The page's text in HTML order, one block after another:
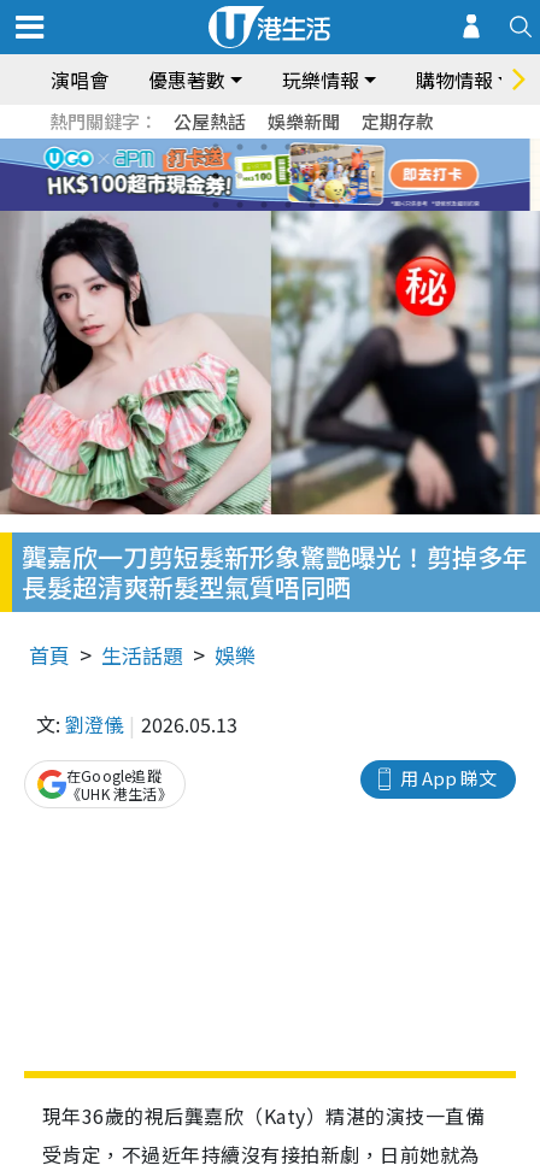
演唱會 優惠著數 玩樂情報 購物情報
熱門關鍵字： 公屋熱話 娛樂新聞 定期存款
龔嘉欣一刀剪短髮新形象驚艷曝光！剪掉多年
長髮超清爽新髮型氣質唔同晒
首頁 生活話題 娛樂
文: 劉澄儀 2026.05.13
用 App 睇文
在Google追蹤
《UHK 港生活》
現年36歲的視后龔嘉欣（Katy）精湛的演技一直備
受肯定，不過近年持續沒有接拍新劇，日前她就為